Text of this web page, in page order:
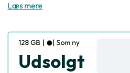
Læs mere
128 GB | | Som ny
Udsolgt